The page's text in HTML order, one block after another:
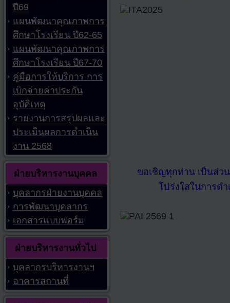
ปี69
แผนพัฒนาคุณภาพการ
ศึกษาโรงเรียน ปี62-65
แผนพัฒนาคุณภาพการ
ศึกษาโรงเรียน ปี67-70
คู่มือการให้บริการ การ
เบิกจ่ายค่าประกัน
อุบัติเหตุ
รายงานการสรุปผลและ
ประเมินผลการดำเนิน
งาน 2568
ฝ่ายบริหารงานบุคคล
บุคลากรฝ่ายงานบุคคล
การพัฒนาบุคลากร
เอกสารแบบฟอร์ม
ฝ่ายบริหารงานทั่วไป
บุคลากรบริหารงานฯ
อาคารสถานที่
ขอเชิญทุกท่าน เป็นส่ว
โปร่งใสในการด